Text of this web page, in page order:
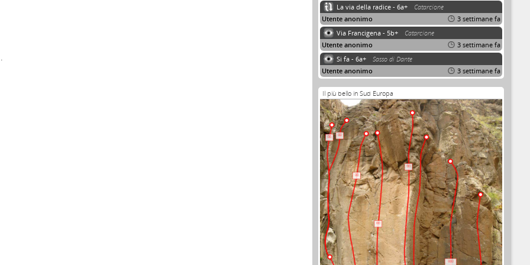
La via della radice - 6a+
Catarcione
Utente anonimo
3 settimane fa
Via Francigena - 5b+
Catarcione
Utente anonimo
3 settimane fa
Si fa - 6a+
Sasso di Dante
Utente anonimo
3 settimane fa
Il più bello in Sud Europa